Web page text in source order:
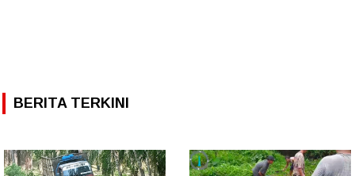
BERITA TERKINI